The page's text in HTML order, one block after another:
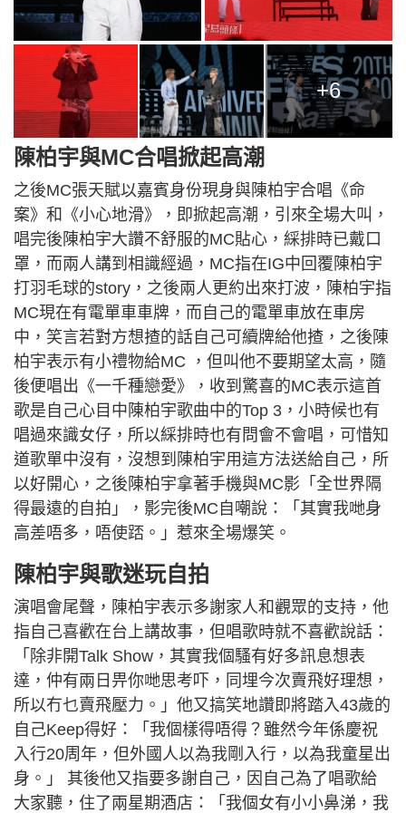
+6
陳柏宇與MC合唱掀起高潮
之後MC張天賦以嘉賓身份現身與陳柏宇合唱《命
案》和《小心地滑》，即掀起高潮，引來全場大叫，
唱完後陳柏宇大讚不舒服的MC貼心，綵排時已戴口
罩，而兩人講到相識經過，MC指在IG中回覆陳柏宇
打羽毛球的story，之後兩人更約出來打波，陳柏宇指
MC現在有電單車車牌，而自己的電單車放在車房
中，笑言若對方想揸的話自己可續牌給他揸，之後陳
柏宇表示有小禮物給MC ，但叫他不要期望太高，隨
後便唱出《一千種戀愛》，收到驚喜的MC表示這首
歌是自己心目中陳柏宇歌曲中的Top 3，小時候也有
唱過來識女仔，所以綵排時也有問會不會唱，可惜知
道歌單中沒有，沒想到陳柏宇用這方法送給自己，所
以好開心，之後陳柏宇拿著手機與MC影「全世界隔
得最遠的自拍」，影完後MC自嘲說：「其實我哋身
高差唔多，唔使踎。」惹來全場爆笑。
陳柏宇與歌迷玩自拍
演唱會尾聲，陳柏宇表示多謝家人和觀眾的支持，他
指自己喜歡在台上講故事，但唱歌時就不喜歡說話：
「除非開Talk Show，其實我個騷有好多訊息想表
達，仲有兩日畀你哋思考吓，同埋今次賣飛好理想，
所以冇乜賣飛壓力。」他又搞笑地讚即將踏入43歲的
自己Keep得好：「我個樣得唔得？雖然今年係慶祝
入行20周年，但外國人以為我剛入行，以為我童星出
身。」 其後他又指要多謝自己，因自己為了唱歌給
大家聽，住了兩星期酒店：「我個女有小小鼻涕，我